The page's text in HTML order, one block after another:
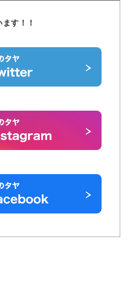
す！！